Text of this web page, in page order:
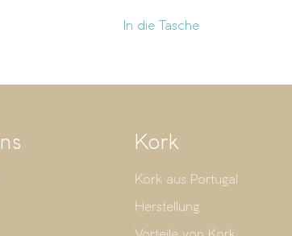
In die Tasche
Kork
Kork aus Portugal
Herstellung